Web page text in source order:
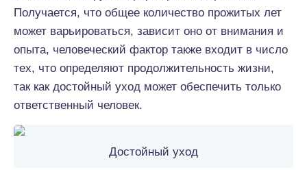
Получается, что общее количество прожитых лет
может варьироваться, зависит оно от внимания и
опыта, человеческий фактор также входит в число
тех, что определяют продолжительность жизни,
так как достойный уход может обеспечить только
ответственный человек.
Достойный уход